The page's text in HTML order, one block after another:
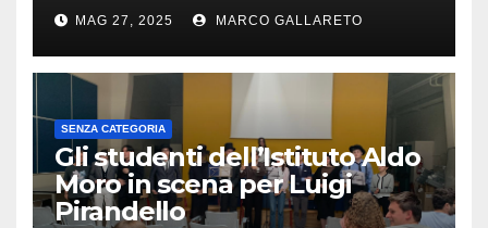
MAG 27, 2025 MARCO GALLARETO
SENZA CATEGORIA
Gli studenti dell’Istituto Aldo
Moro in scena per Luigi
Pirandello